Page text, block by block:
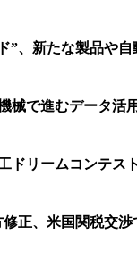
”、新たな製品や
械で進むデータ活用
リームコンテス
正、米国関税交渉